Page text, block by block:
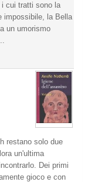
i cui tratti sono la
impossibile, la Bella
un umorismo
restano solo due
un'ultima
Dei primi
gioco e con